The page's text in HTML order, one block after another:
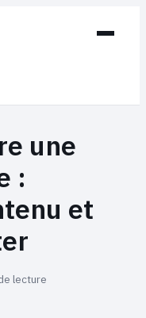
une
:
et
lecture